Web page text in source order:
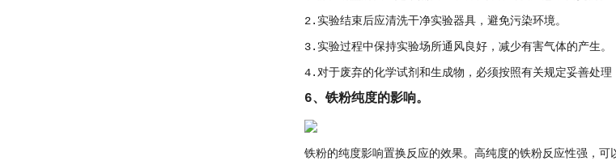
2.实验结束后应清洗干净实验器具，避免污染环境。
3.实验过程中保持实验场所通风良好，减少有害气体的产生。
4.对于废弃的化学试剂和生成物，必须按照有关规定妥善处理
6、铁粉纯度的影响。
铁粉的纯度影响置换反应的效果。高纯度的铁粉反应性强，